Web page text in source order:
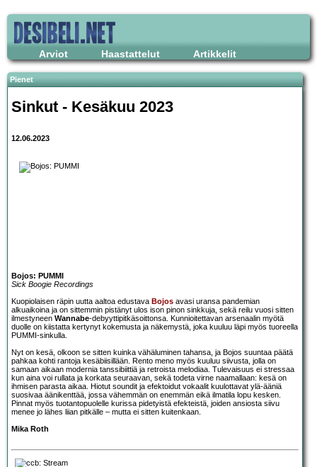
Arviot Haastattelut Artikkelit
Pienet
Sinkut - Kesäkuu 2023
12.06.2023
Bojos: PUMMI
Sick Boogie Recordings
Kuopiolaisen räpin uutta aaltoa edustava Bojos avasi uransa pandemian
alkuaikoina ja on sittemmin pistänyt ulos ison pinon sinkkuja, sekä reilu vuosi sitten
ilmestyneen Wannabe-debyyttipitkäsoittonsa. Kunnioitettavan arsenaalin myötä
duolle on kiistatta kertynyt kokemusta ja näkemystä, joka kuuluu läpi myös tuoreella
PUMMI-sinkulla.
Nyt on kesä, olkoon se sitten kuinka vähäluminen tahansa, ja Bojos suuntaa päätä
pahkaa kohti rantoja kesäbiisillään. Rento meno myös kuuluu siivusta, jolla on
samaan aikaan modernia tanssibiittiä ja retroista melodiaa. Tulevaisuus ei stressaa
kun aina voi rullata ja korkata seuraavan, sekä todeta virne naamallaan: kesä on
ihmisen parasta aikaa. Hiotut soundit ja efektoidut vokaalit kuulottavat ylä-ääniä
suosivaa äänikenttää, jossa vähemmän on enemmän eikä ilmatila lopu kesken.
Pinnat myös tuotantopuolelle kurissa pidetyistä efekteistä, joiden ansiosta siivu
menee jo lähes liian pitkälle – mutta ei sitten kuitenkaan.
Mika Roth